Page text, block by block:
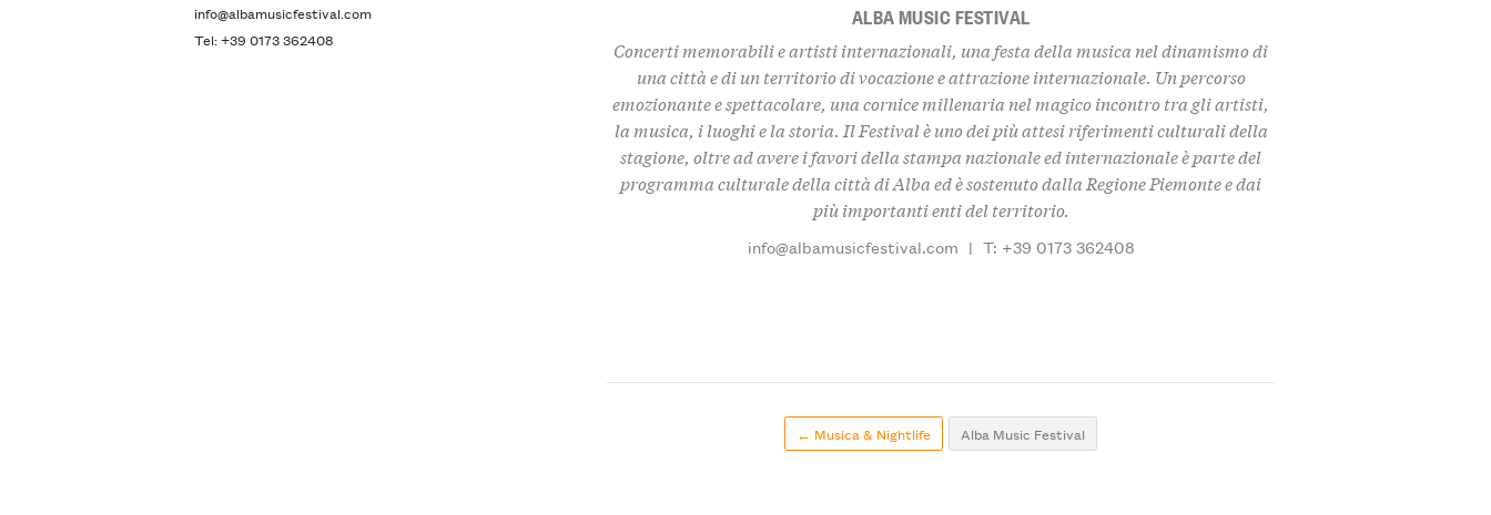
info@albamusicfestival.com
Tel: +39 0173 362408
ALBA MUSIC FESTIVAL
Concerti memorabili e artisti internazionali, una festa della musica nel dinamismo di
una città e di un territorio di vocazione e attrazione internazionale. Un percorso
emozionante e spettacolare, una cornice millenaria nel magico incontro tra gli artisti,
la musica, i luoghi e la storia. Il Festival è uno dei più attesi riferimenti culturali della
stagione, oltre ad avere i favori della stampa nazionale ed internazionale è parte del
programma culturale della città di Alba ed è sostenuto dalla Regione Piemonte e dai
più importanti enti del territorio.
info@albamusicfestival.com | T: +39 0173 362408
← Musica & Nightlife Alba Music Festival